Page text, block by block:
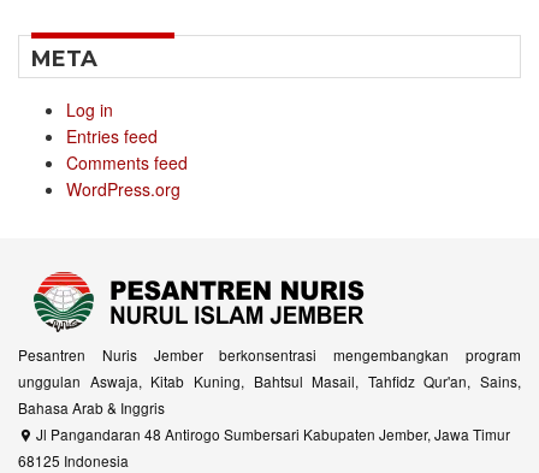
META
Log in
Entries feed
Comments feed
WordPress.org
Pesantren Nuris Jember berkonsentrasi mengembangkan program
unggulan Aswaja, Kitab Kuning, Bahtsul Masail, Tahfidz Qur'an, Sains,
Bahasa Arab & Inggris
Jl Pangandaran 48 Antirogo Sumbersari Kabupaten Jember, Jawa Timur
68125 Indonesia